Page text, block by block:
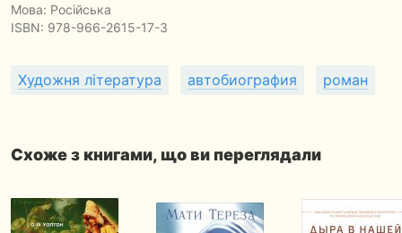
Мова: Російська
ISBN: 978-966-2615-17-3
Художня література автобиография роман
Схоже з книгами, що ви переглядали